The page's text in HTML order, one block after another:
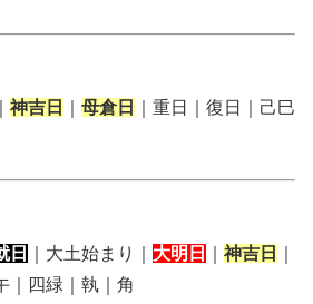
神吉日 母倉日
｜重日｜復日｜己巳
日 ｜大土始まり｜ 大明日 神吉日
｜四緑｜執｜角